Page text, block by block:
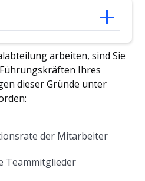
wirklich
sie wichtig sind
der
beeinflussen
zur Messung
Mitarbeitern besser
arbeiten, sind Sie
Ihres
dieser Gründe unter
der Mitarbeiter
Teammitglieder